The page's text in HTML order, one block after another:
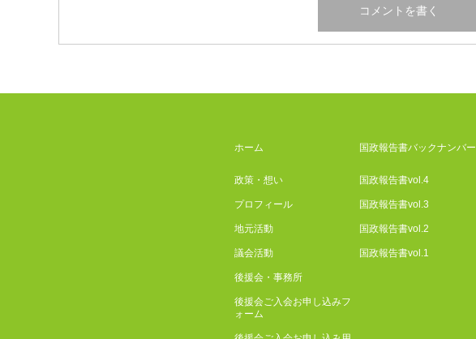
ホーム
政策・想い
プロフィール
地元活動
議会活動
後援会・事務所
後援会ご入会お申し込みフ
ォーム
国政報告書バックナンバー
国政報告書vol.4
国政報告書vol.3
国政報告書vol.2
国政報告書vol.1